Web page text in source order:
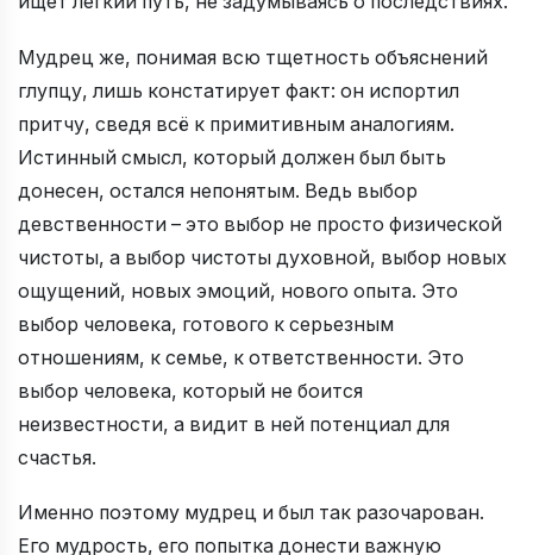
Мудрец же, понимая всю тщетность объяснений
глупцу, лишь констатирует факт: он испортил
притчу, сведя всё к примитивным аналогиям.
Истинный смысл, который должен был быть
донесен, остался непонятым. Ведь выбор
девственности – это выбор не просто физической
чистоты, а выбор чистоты духовной, выбор новых
ощущений, новых эмоций, нового опыта. Это
выбор человека, готового к серьезным
отношениям, к семье, к ответственности. Это
выбор человека, который не боится
неизвестности, а видит в ней потенциал для
счастья.
Именно поэтому мудрец и был так разочарован.
Его мудрость, его попытка донести важную